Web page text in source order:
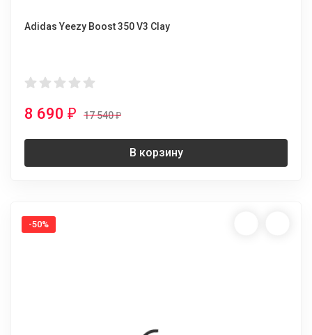
Adidas Yeezy Boost 350 V3 Clay
8 690 ₽ 17 540₽
В корзину
-50%